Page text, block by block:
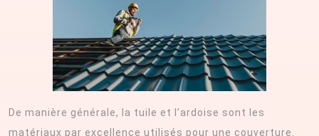
De manière générale, la tuile et l’ardoise sont les
matériaux par excellence utilisés pour une couverture.